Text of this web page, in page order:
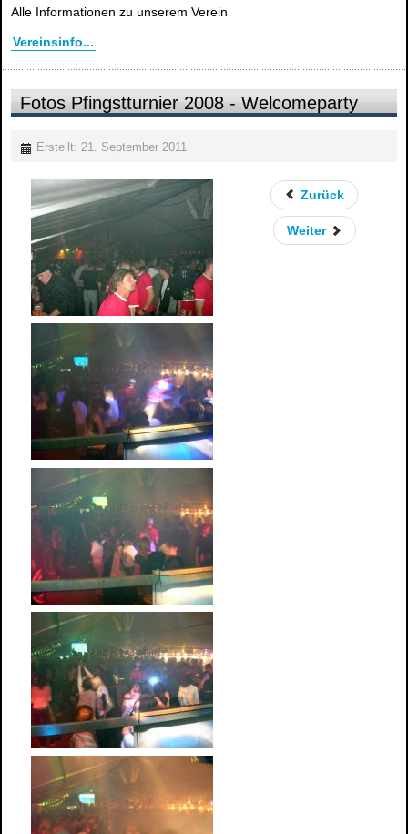
Alle Informationen zu unserem Verein
Vereinsinfo...
Fotos Pfingstturnier 2008 - Welcomeparty
Erstellt: 21. September 2011
Zurück
Weiter